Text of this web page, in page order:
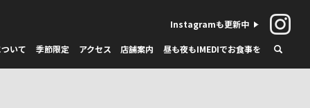
いて 季節限定 アクセス 店舗案内 昼も夜もIMEDIでお食事を
Instagramも更新中